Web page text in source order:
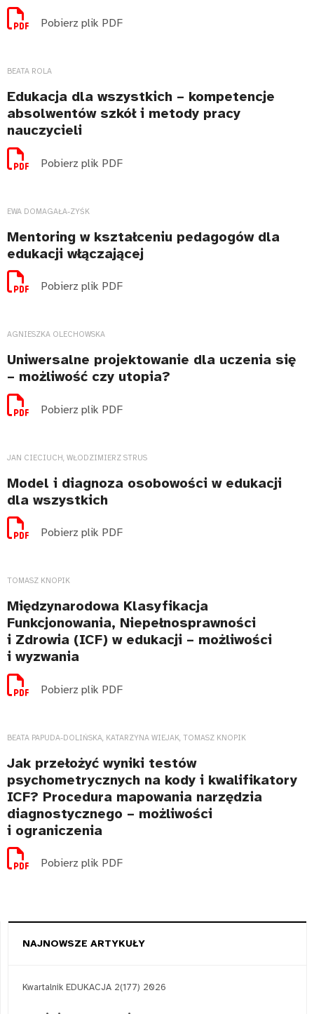
Pobierz plik PDF
BEATA ROLA
Edukacja dla wszystkich – kompetencje
absolwentów szkół i metody pracy
nauczycieli
Pobierz plik PDF
EWA DOMAGAŁA-ZYŚK
Mentoring w kształceniu pedagogów dla
edukacji włączającej
Pobierz plik PDF
AGNIESZKA OLECHOWSKA
Uniwersalne projektowanie dla uczenia się
– możliwość czy utopia?
Pobierz plik PDF
JAN CIECIUCH, WŁODZIMIERZ STRUS
Model i diagnoza osobowości w edukacji
dla wszystkich
Pobierz plik PDF
TOMASZ KNOPIK
Międzynarodowa Klasyfikacja
Funkcjonowania, Niepełnosprawności
i Zdrowia (ICF) w edukacji – możliwości
i wyzwania
Pobierz plik PDF
BEATA PAPUDA-DOLIŃSKA, KATARZYNA WIEJAK, TOMASZ KNOPIK
Jak przełożyć wyniki testów
psychometrycznych na kody i kwalifikatory
ICF? Procedura mapowania narzędzia
diagnostycznego – możliwości
i ograniczenia
Pobierz plik PDF
NAJNOWSZE ARTYKUŁY
Kwartalnik EDUKACJA 2(177) 2026